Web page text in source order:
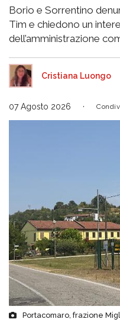
Borio e Sorrentino
Tim e chiedono un
dell’amministrazione
Cristiana Luongo
07 Agosto 2026
Portacomaro, frazione